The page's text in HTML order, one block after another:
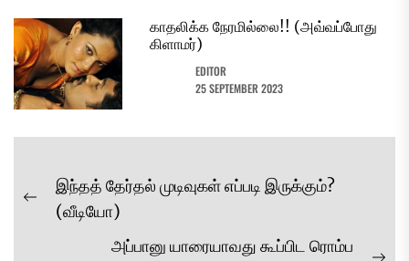
காதலிக்க நேரமில்லை!! (அவ்வப்போது
கிளாமர்)
EDITOR
25 SEPTEMBER 2023
Post
navigation
Previous
இந்தத் தேர்தல் முடிவுகள் எப்படி இருக்கும்?
(வீடியோ)
அப்பானு யாரையாவது கூப்பிட ரொம்ப